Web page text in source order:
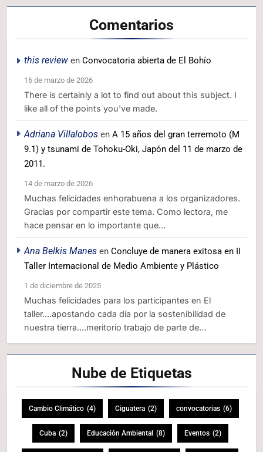
Comentarios
this review en Convocatoria abierta de El Bohío
16 de marzo de 2026
There is certainly a lot to find out about this subject. I
like all of the points you've made.
Adriana Villalobos en A 15 años del gran terremoto (M
9.1) y tsunami de Tohoku-Oki, Japón del 11 de marzo de
2011.
14 de marzo de 2026
Muchas felicidades enhorabuena a los organizadores.
Gracias por compartir este tema. Como lectora, me
hace pensar en lo importante que…
Ana Belkis Manes en Concluye de manera exitosa en II
Taller Internacional de Medio Ambiente y Plástico
1 de diciembre de 2025
Muchas felicidades para los participantes en El
taller....apostando cada día por la sostenibilidad de
nuestra tierra....meritorio trabajo de parte de…
Nube de Etiquetas
Cambio Climático (4) Ciguatera (2) convocatorias (6)
Cuba (2) Educación Ambiental (8) Eventos (2)